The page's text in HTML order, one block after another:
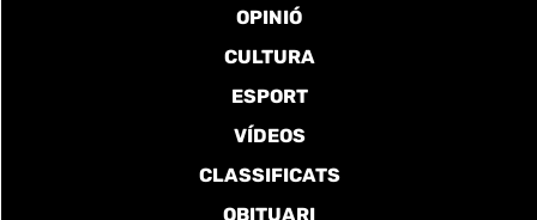
OPINIÓ
CULTURA
ESPORT
VÍDEOS
CLASSIFICATS
OBITUARI